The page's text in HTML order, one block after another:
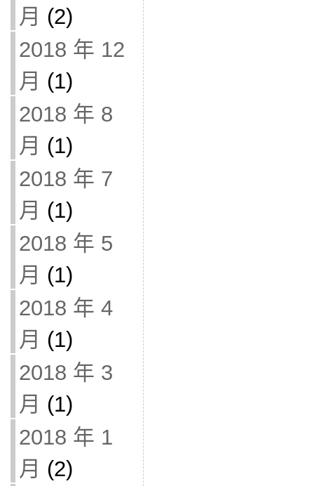
月 (2)
2018 年 12
月 (1)
2018 年 8
月 (1)
2018 年 7
月 (1)
2018 年 5
月 (1)
2018 年 4
月 (1)
2018 年 3
月 (1)
2018 年 1
月 (2)